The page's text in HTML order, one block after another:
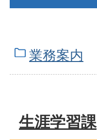
業務案内
生涯学習課